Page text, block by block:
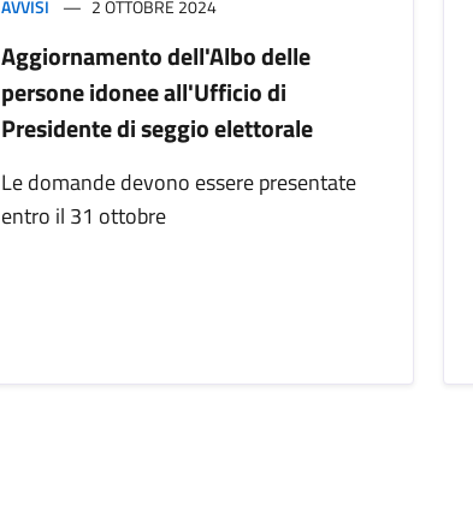
AVVISI 2 OTTOBRE 2024
Aggiornamento dell'Albo delle
persone idonee all'Ufficio di
Presidente di seggio elettorale
Le domande devono essere presentate
entro il 31 ottobre